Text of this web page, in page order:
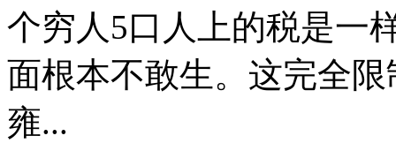
个穷人5口人上的税是一
面根本不敢生。这完全
雍...